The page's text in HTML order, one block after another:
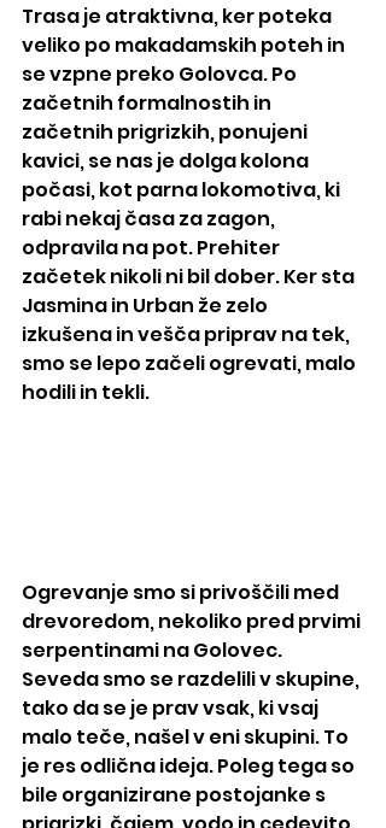
Trasa je atraktivna, ker poteka
veliko po makadamskih poteh in
se vzpne preko Golovca. Po
začetnih formalnostih in
začetnih prigrizkih, ponujeni
kavici, se nas je dolga kolona
počasi, kot parna lokomotiva, ki
rabi nekaj časa za zagon,
odpravila na pot. Prehiter
začetek nikoli ni bil dober. Ker sta
Jasmina in Urban že zelo
izkušena in vešča priprav na tek,
smo se lepo začeli ogrevati, malo
hodili in tekli.
Ogrevanje smo si privoščili med
drevoredom, nekoliko pred prvimi
serpentinami na Golovec.
Seveda smo se razdelili v skupine,
tako da se je prav vsak, ki vsaj
malo teče, našel v eni skupini. To
je res odlična ideja. Poleg tega so
bile organizirane postojanke s